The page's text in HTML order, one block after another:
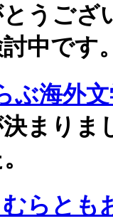
うござ
中です
ぶ海外
まりま
らとも